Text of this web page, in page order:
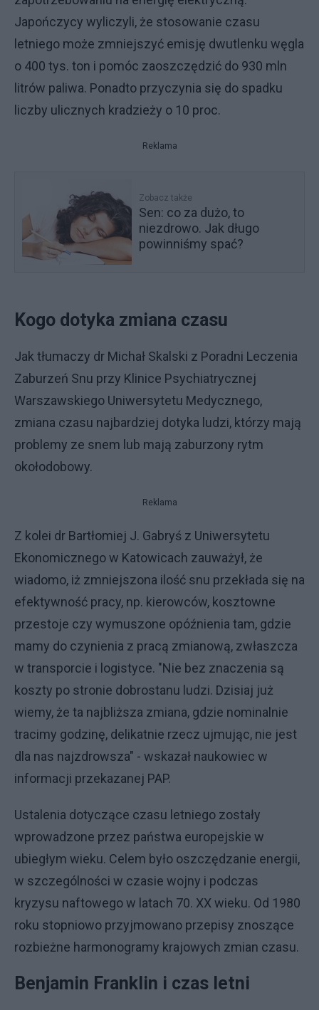
Japończycy wyliczyli, że stosowanie czasu
letniego może zmniejszyć emisję dwutlenku węgla
o 400 tys. ton i pomóc zaoszczędzić do 930 mln
litrów paliwa. Ponadto przyczynia się do spadku
liczby ulicznych kradzieży o 10 proc.
Reklama
Zobacz także
Sen: co za dużo, to
niezdrowo. Jak długo
powinniśmy spać?
Kogo dotyka zmiana czasu
Jak tłumaczy dr Michał Skalski z Poradni Leczenia
Zaburzeń Snu przy Klinice Psychiatrycznej
Warszawskiego Uniwersytetu Medycznego,
zmiana czasu najbardziej dotyka ludzi, którzy mają
problemy ze snem lub mają zaburzony rytm
okołodobowy.
Reklama
Z kolei dr Bartłomiej J. Gabryś z Uniwersytetu
Ekonomicznego w Katowicach zauważył, że
wiadomo, iż zmniejszona ilość snu przekłada się na
efektywność pracy, np. kierowców, kosztowne
przestoje czy wymuszone opóźnienia tam, gdzie
mamy do czynienia z pracą zmianową, zwłaszcza
w transporcie i logistyce. "Nie bez znaczenia są
koszty po stronie dobrostanu ludzi. Dzisiaj już
wiemy, że ta najbliższa zmiana, gdzie nominalnie
tracimy godzinę, delikatnie rzecz ujmując, nie jest
dla nas najzdrowsza" - wskazał naukowiec w
informacji przekazanej PAP.
Ustalenia dotyczące czasu letniego zostały
wprowadzone przez państwa europejskie w
ubiegłym wieku. Celem było oszczędzanie energii,
w szczególności w czasie wojny i podczas
kryzysu naftowego w latach 70. XX wieku. Od 1980
roku stopniowo przyjmowano przepisy znoszące
rozbieżne harmonogramy krajowych zmian czasu.
Benjamin Franklin i czas letni